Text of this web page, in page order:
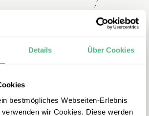
Details Über Cookies
bestmögliches Webseiten-Erlebnis
wir Cookies. Diese werden
E-Mail
aegypten@erlebe.de